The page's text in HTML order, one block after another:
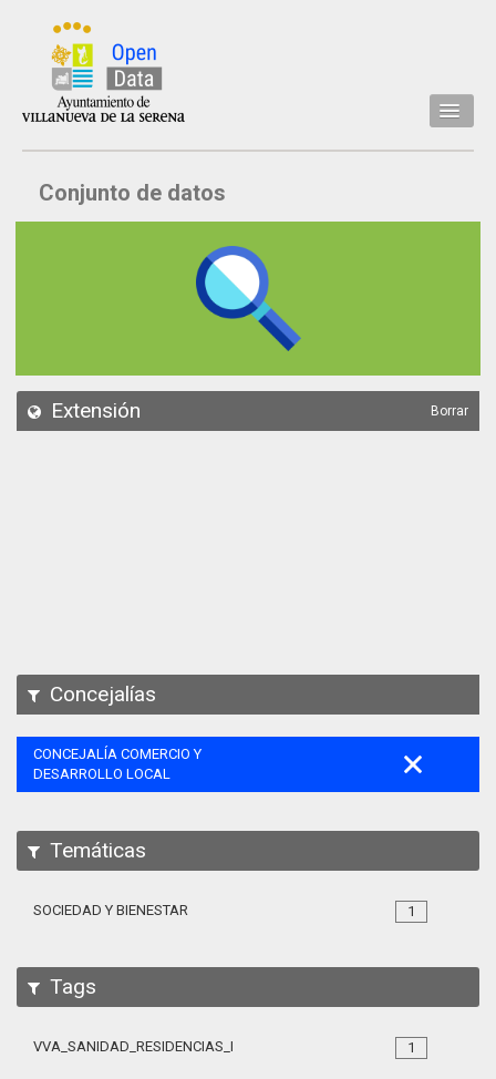
Inicio
Datos
API
Conjunto de datos
Extensión Borrar
Concejalías
CONCEJALÍA COMERCIO Y
DESARROLLO LOCAL
Temáticas
1
SOCIEDAD Y BIENESTAR
Tags
1
VVA_SANIDAD_RESIDENCIAS_MAYORES_105